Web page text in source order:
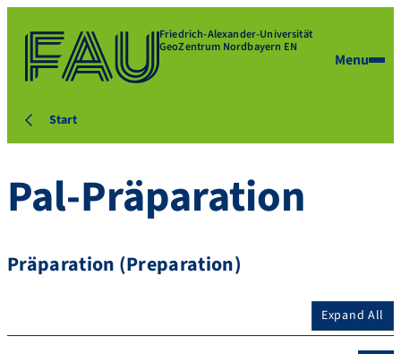
Friedrich-Alexander-Universität
GeoZentrum Nordbayern EN
Menu
Start
Pal-Präparation
Präparation (Preparation)
Expand All